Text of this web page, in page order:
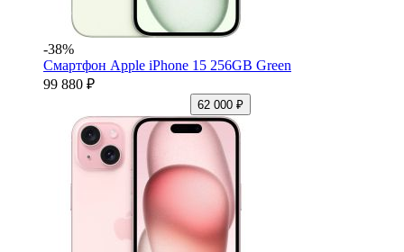
-38%
Смартфон Apple iPhone 15 256GB Green
99 880 ₽
62 000 ₽